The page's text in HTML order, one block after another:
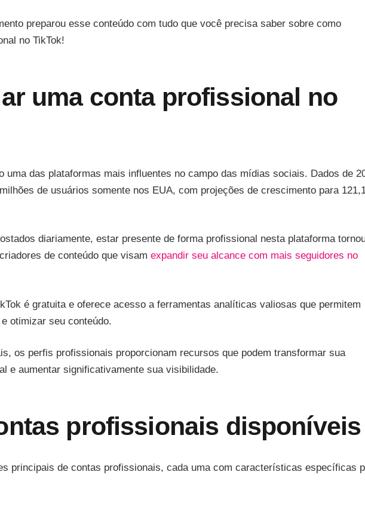
preparou esse conteúdo com tudo que você precisa saber sobre como
no TikTok!
uma conta profissional no
uma das plataformas mais influentes no campo das mídias sociais. Dados de
de usuários somente nos EUA, com projeções de crescimento para
diariamente, estar presente de forma profissional nesta plataforma
de conteúdo que visam expandir seu alcance com mais seguidores no
é gratuita e oferece acesso a ferramentas analíticas valiosas que permitem
otimizar seu conteúdo.
os perfis profissionais proporcionam recursos que podem transformar sua
e aumentar significativamente sua visibilidade.
profissionais disponíveis
principais de contas profissionais, cada uma com características específicas